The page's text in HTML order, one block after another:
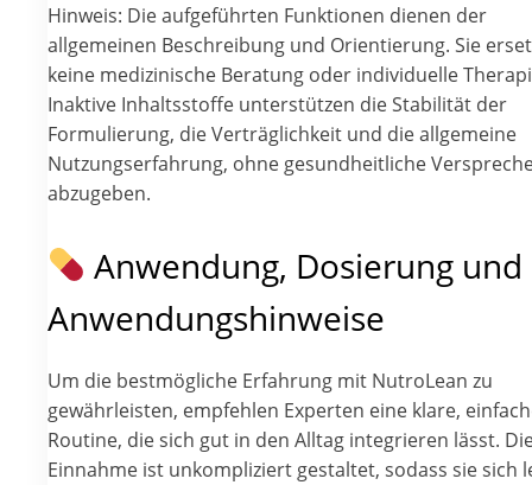
Hinweis: Die aufgeführten Funktionen dienen der
allgemeinen Beschreibung und Orientierung. Sie
keine medizinische Beratung oder individuelle
Inaktive Inhaltsstoffe unterstützen die Stabilität der
Formulierung, die Verträglichkeit und die allgemeine
Nutzungserfahrung, ohne gesundheitliche
abzugeben.
Anwendung, Dosierung und
Anwendungshinweise
Um die bestmögliche Erfahrung mit NutroLean zu
gewährleisten, empfehlen Experten eine klare,
Routine, die sich gut in den Alltag integrieren lässt.
Einnahme ist unkompliziert gestaltet, sodass sie sich